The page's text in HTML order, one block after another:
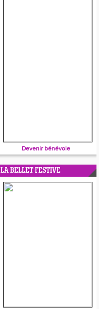
Devenir bénévole
LA BELLET FESTIVE